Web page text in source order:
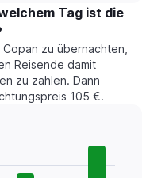
Tag ist die
zu übernachten,
Reisende damit
zu zahlen. Dann
105 €.